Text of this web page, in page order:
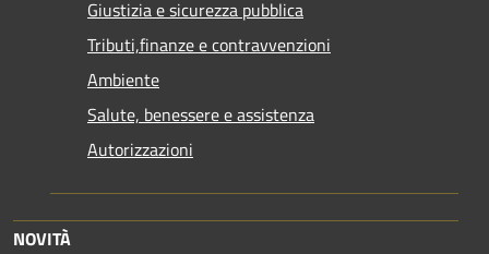
Giustizia e sicurezza pubblica
Tributi,finanze e contravvenzioni
Ambiente
Salute, benessere e assistenza
Autorizzazioni
NOVITÀ